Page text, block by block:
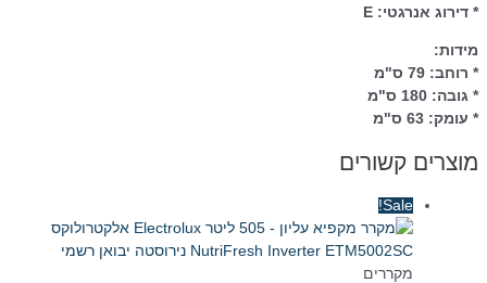
* דירוג אנרגטי: E
מידות:
* רוחב: 79 ס"מ
* גובה: 180 ס"מ
* עומק: 63 ס"מ
מוצרים קשורים
Sale!
מקררים